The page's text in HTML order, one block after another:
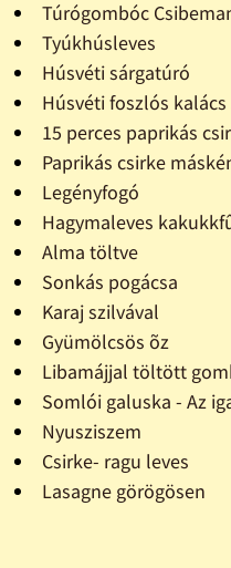
Túrógombóc
Tyúkhúsleves
Húsvéti sárgatúró
Húsvéti foszlós
15 perces paprikás
Paprikás csirke
Legényfogó
Hagymaleves
Alma töltve
Sonkás pogácsa
Karaj szilvával
Gyümölcsös õz
Libamájjal töltött
Somlói galuska - Az
Nyusziszem
Csirke- ragu leves
Lasagne görögösen